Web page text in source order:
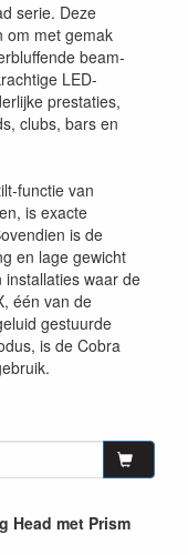
serie. Deze
om met gemak
beam-
LED-
prestaties,
clubs, bars en
functie van
is exacte
is de
en lage gewicht
waar de
één van de
gestuurde
is de Cobra
Head met Prism